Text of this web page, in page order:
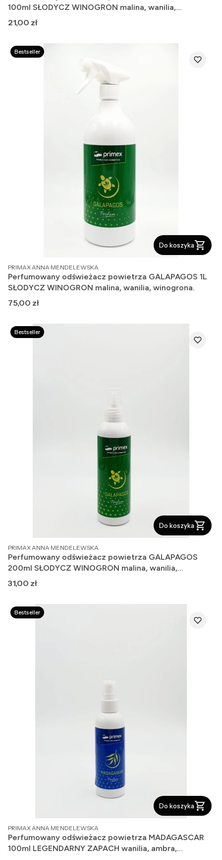
100ml SŁODYCZ WINOGRON malina, wanilia,
winogrona.
Cena
21,00 zł
Bestseller
Do koszyka
PRODUCENT
PRIMAX ANNA MENDELEWSKA
Perfumowany odświeżacz powietrza GALAPAGOS 1L
SŁODYCZ WINOGRON malina, wanilia, winogrona.
Cena
75,00 zł
Bestseller
Do koszyka
PRODUCENT
PRIMAX ANNA MENDELEWSKA
Perfumowany odświeżacz powietrza GALAPAGOS
200ml SŁODYCZ WINOGRON malina, wanilia,
winogrona.
Cena
31,00 zł
Bestseller
Do koszyka
PRODUCENT
PRIMAX ANNA MENDELEWSKA
Perfumowany odświeżacz powietrza MADAGASCAR
100ml LEGENDARNY ZAPACH wanilia, ambra,